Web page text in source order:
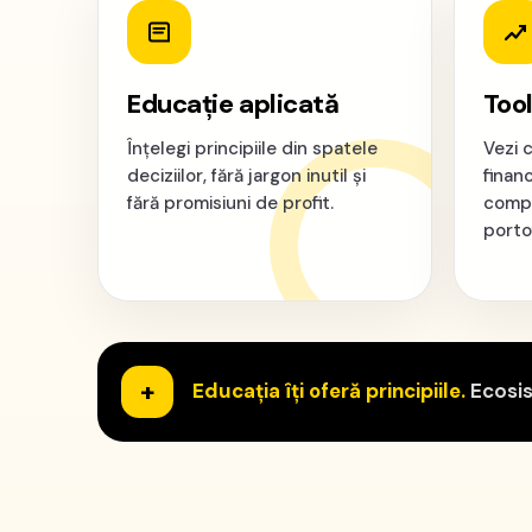
Educație aplicată
Înțelegi principiile din spatele
deciziilor, fără jargon inutil și
fără promisiuni de profit.
Vezi
+ Educația îți oferă principiile.